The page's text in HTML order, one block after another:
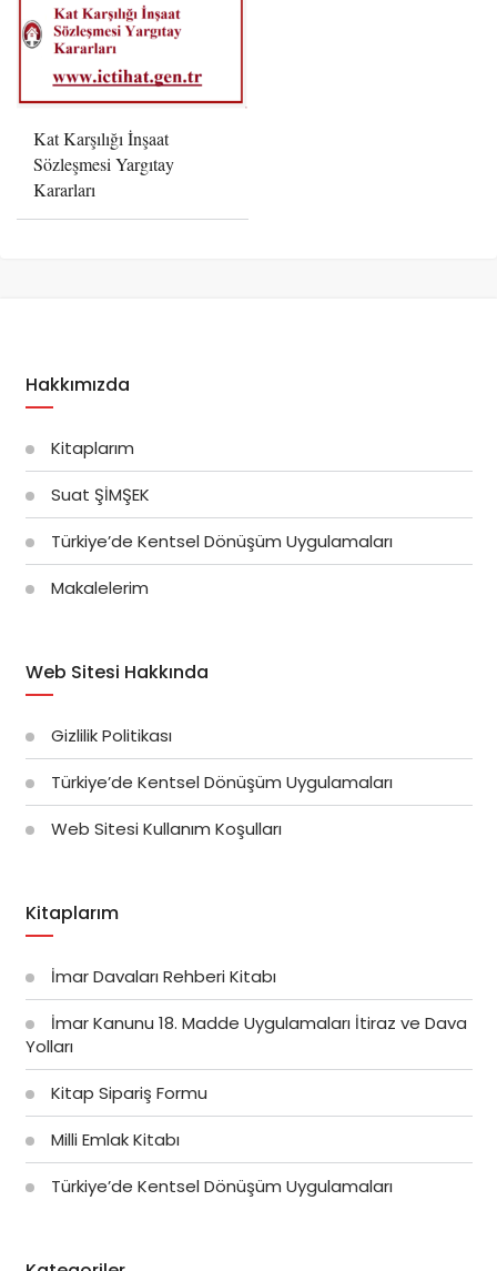
Kat Karşılığı İnşaat
Sözleşmesi Yargıtay
Kararları
Hakkımızda
Kitaplarım
Suat ŞİMŞEK
Türkiye’de Kentsel Dönüşüm Uygulamaları
Makalelerim
Web Sitesi Hakkında
Gizlilik Politikası
Türkiye’de Kentsel Dönüşüm Uygulamaları
Web Sitesi Kullanım Koşulları
Kitaplarım
İmar Davaları Rehberi Kitabı
İmar Kanunu 18. Madde Uygulamaları İtiraz ve Dava
Yolları
Kitap Sipariş Formu
Milli Emlak Kitabı
Türkiye’de Kentsel Dönüşüm Uygulamaları